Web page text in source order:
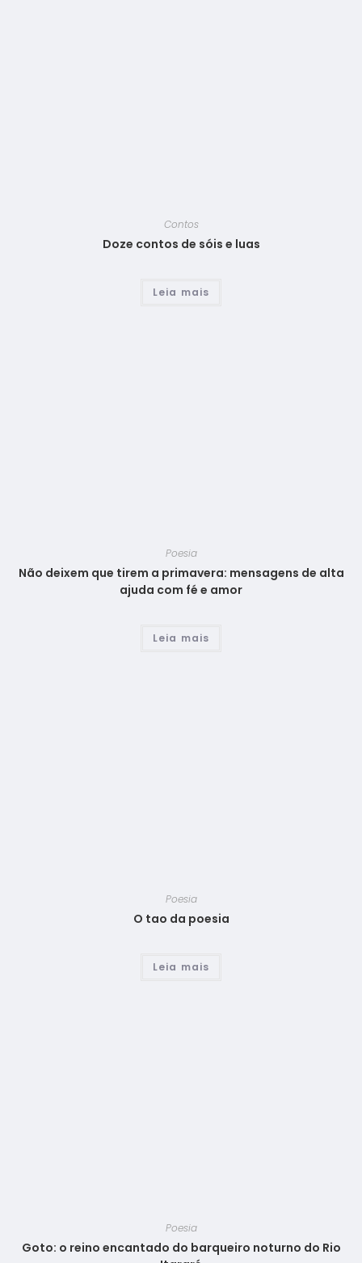
Contos
Doze contos de sóis e luas
Leia mais
Poesia
Não deixem que tirem a primavera: mensagens de alta
ajuda com fé e amor
Leia mais
Poesia
O tao da poesia
Leia mais
Poesia
Goto: o reino encantado do barqueiro noturno do Rio